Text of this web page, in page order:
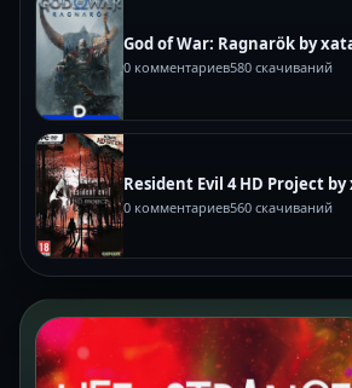
God of War: Ragnarök by
0 комментариев580 скачиваний
Resident Evil 4 HD Project
0 комментариев560 скачиваний